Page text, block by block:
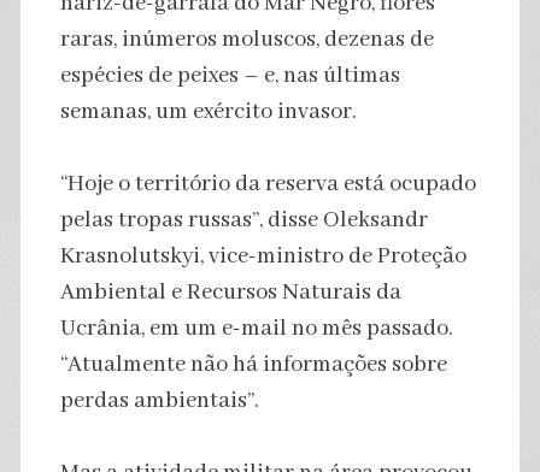
raras, inúmeros moluscos, dezenas de
espécies de peixes – e, nas últimas
semanas, um exército invasor.
“Hoje o território da reserva está ocupado
pelas tropas russas”, disse Oleksandr
Krasnolutskyi, vice-ministro de Proteção
Ambiental e Recursos Naturais da
Ucrânia, em um e-mail no mês passado.
“Atualmente não há informações sobre
perdas ambientais”.